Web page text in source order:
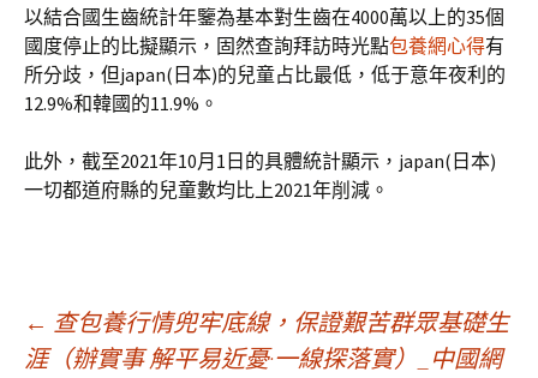
以結合國生齒統計年鑒為基本對生齒在4000萬以上的35個
國度停止的比擬顯示，固然查詢拜訪時光點包養網心得有
所分歧，但japan(日本)的兒童占比最低，低于意年夜利的
12.9%和韓國的11.9%。
此外，截至2021年10月1日的具體統計顯示，japan(日本)
一切都道府縣的兒童數均比上2021年削減。
文
← 查包養行情兜牢底線，保證艱苦群眾基礎生
涯（辦實事 解平易近憂·一線探落實）_中國網